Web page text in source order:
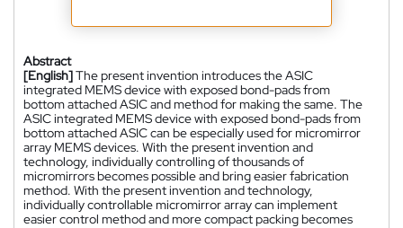
Abstract
[English]The present invention introduces the ASIC
integrated MEMS device with exposed bond-pads from
bottom attached ASIC and method for making the same. The
ASIC integrated MEMS device with exposed bond-pads from
bottom attached ASIC can be especially used for micromirror
array MEMS devices. With the present invention and
technology, individually controlling of thousands of
micromirrors becomes possible and bring easier fabrication
method. With the present invention and technology,
individually controllable micromirror array can implement
easier control method and more compact packing becomes